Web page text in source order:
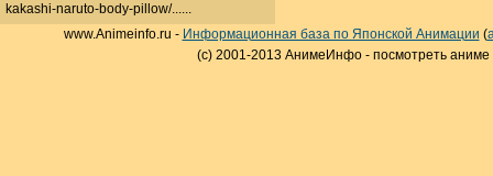
kakashi-naruto-body-pillow/......
www.Animeinfo.ru - Информационная база по Японской Анимации (
(c) 2001-2013 АнимеИнфо - посмотреть аниме